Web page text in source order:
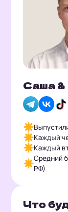
Саша &
Каждый
Каждый
Средний
РФ)
Что